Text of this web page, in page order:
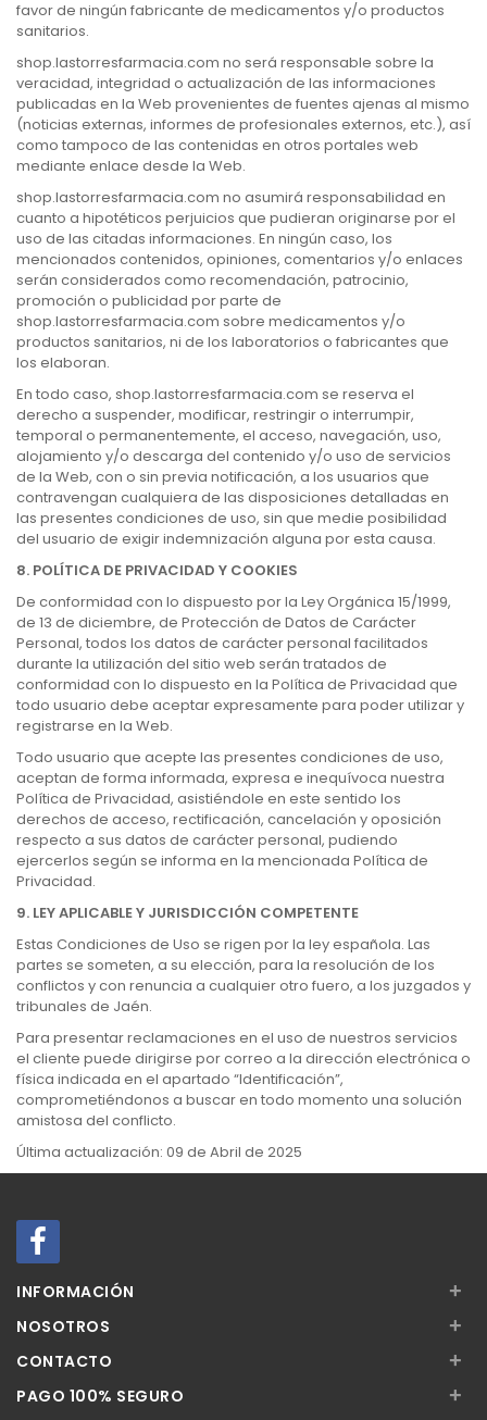
favor de ningún fabricante de medicamentos y/o productos
sanitarios.
shop.lastorresfarmacia.com no será responsable sobre la
veracidad, integridad o actualización de las informaciones
publicadas en la Web provenientes de fuentes ajenas al mismo
(noticias externas, informes de profesionales externos, etc.), así
como tampoco de las contenidas en otros portales web
mediante enlace desde la Web.
shop.lastorresfarmacia.com no asumirá responsabilidad en
cuanto a hipotéticos perjuicios que pudieran originarse por el
uso de las citadas informaciones. En ningún caso, los
mencionados contenidos, opiniones, comentarios y/o enlaces
serán considerados como recomendación, patrocinio,
promoción o publicidad por parte de
shop.lastorresfarmacia.com sobre medicamentos y/o
productos sanitarios, ni de los laboratorios o fabricantes que
los elaboran.
En todo caso, shop.lastorresfarmacia.com se reserva el
derecho a suspender, modificar, restringir o interrumpir,
temporal o permanentemente, el acceso, navegación, uso,
alojamiento y/o descarga del contenido y/o uso de servicios
de la Web, con o sin previa notificación, a los usuarios que
contravengan cualquiera de las disposiciones detalladas en
las presentes condiciones de uso, sin que medie posibilidad
del usuario de exigir indemnización alguna por esta causa.
8. POLÍTICA DE PRIVACIDAD Y COOKIES
De conformidad con lo dispuesto por la Ley Orgánica 15/1999,
de 13 de diciembre, de Protección de Datos de Carácter
Personal, todos los datos de carácter personal facilitados
durante la utilización del sitio web serán tratados de
conformidad con lo dispuesto en la Política de Privacidad que
todo usuario debe aceptar expresamente para poder utilizar y
registrarse en la Web.
Todo usuario que acepte las presentes condiciones de uso,
aceptan de forma informada, expresa e inequívoca nuestra
Política de Privacidad, asistiéndole en este sentido los
derechos de acceso, rectificación, cancelación y oposición
respecto a sus datos de carácter personal, pudiendo
ejercerlos según se informa en la mencionada Política de
Privacidad.
9. LEY APLICABLE Y JURISDICCIÓN COMPETENTE
Estas Condiciones de Uso se rigen por la ley española. Las
partes se someten, a su elección, para la resolución de los
conflictos y con renuncia a cualquier otro fuero, a los juzgados y
tribunales de Jaén.
Para presentar reclamaciones en el uso de nuestros servicios
el cliente puede dirigirse por correo a la dirección electrónica o
física indicada en el apartado “Identificación”,
comprometiéndonos a buscar en todo momento una solución
amistosa del conflicto.
Última actualización: 09 de Abril de 2025
INFORMACIÓN +
NOSOTROS +
CONTACTO +
PAGO 100% SEGURO +